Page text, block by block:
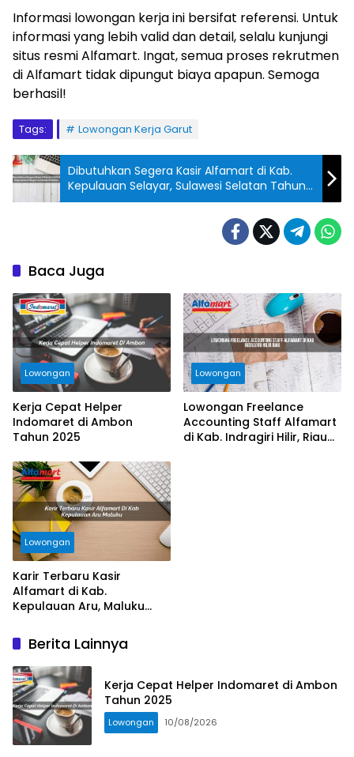
Informasi lowongan kerja ini bersifat referensi. Untuk
informasi yang lebih valid dan detail, selalu kunjungi
situs resmi Alfamart. Ingat, semua proses rekrutmen
di Alfamart tidak dipungut biaya apapun. Semoga
berhasil!
Tags: Lowongan Kerja Garut
Dibutuhkan Segera Kasir Alfamart di Kab.
Kepulauan Selayar, Sulawesi Selatan Tahun
2025
Baca Juga
Lowongan
Kerja Cepat Helper
Indomaret di Ambon
Tahun 2025
Lowongan
Lowongan Freelance
Accounting Staff Alfamart
di Kab. Indragiri Hilir, Riau
Lowongan
Karir Terbaru Kasir
Alfamart di Kab.
Kepulauan Aru, Maluku
Berita Lainnya
Kerja Cepat Helper Indomaret di Ambon
Tahun 2025
Lowongan 10/08/2026